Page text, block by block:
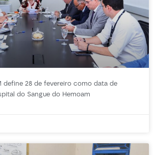
define 28 de fevereiro como data de
do Sangue do Hemoam